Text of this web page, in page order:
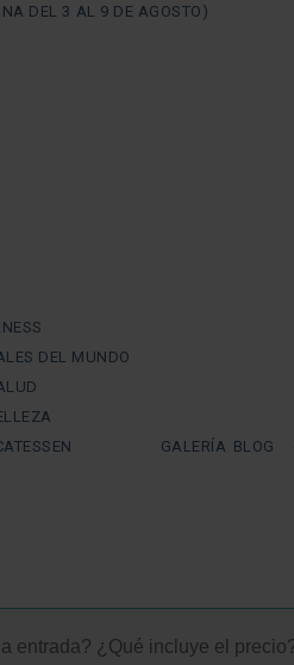
DEL 3 AL 9 DE AGOSTO)
DEL MUNDO
GALERÍA BLOG
entrada? ¿Qué incluye el